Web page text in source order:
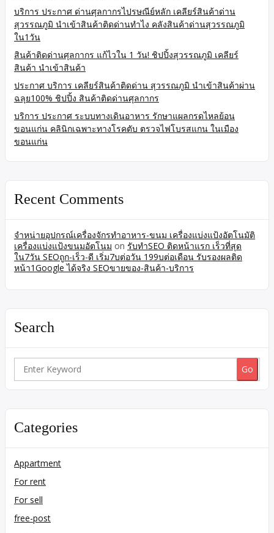
บริการ ประกาศ ด่านศุลกากรไปรษณีย์หลัก เคลียร์สินค้าด่าน
สุวรรณภูมิ นำเข้าสินค้าติดด่านทำไง คลังสินค้าด่านสุวรรณภูมิ
ใน1วัน
สินค้าติดด่านศุลกากร แก้ไวใน 1 วัน! ชิปปิ้งสุวรรณภูมิ เคลียร์
สินค้า นำเข้าสินค้า
ประกาศ บริการ เคลียร์สินค้าติดด่าน สุวรรณภูมิ นำเข้าสินค้าผ่าน
ฉลุย100% ชิปปิ้ง สินค้าติดด่านศุลกากร
บริการ ประกาศ ระบบทางเดินอาหาร รักษาแผลกรดไหลย้อน
ขอนแก่น คลินิกเฉพาะทางโรคตับ ตรวจไฟโบรสแกน ในเมือง
ขอนแก่น
Recent Comments
จำหน่ายอุปกรณ์เครื่องจักรทำอาหาร-ขนม เครื่องแบ่งแป้งอัตโนมัติ
เครื่องแบ่งแป้งขนมอัตโนม on รับทำSEO ติดหน้าแรก เร็วที่สุด
ใน7วัน SEOถูก-เร็ว-ดี เริ่ม7บต่อวัน 199บต่อเดือน รับรองผลติด
หน้า1Google ได้จริง SEOขายของ-สินค้า-บริการ
Search
Search
Categories
Appartment
For rent
For sell
free-post